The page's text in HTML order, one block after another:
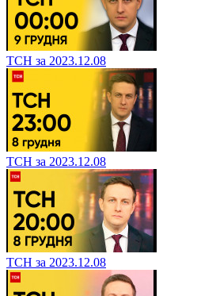
ТСН за 2023.12.08
ТСН за 2023.12.08
ТСН за 2023.12.08